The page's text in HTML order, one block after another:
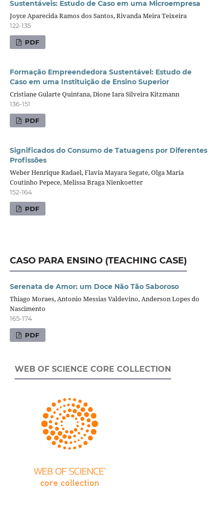
Sustentáveis: Estudo de Caso em uma Microempresa
Joyce Aparecida Ramos dos Santos, Rivanda Meira Teixeira
122-135
PDF
Formação Empreendedora Sustentável: Estudo de
Caso em uma Instituição de Ensino Superior
Cristiane Gularte Quintana, Dione Iara Silveira Kitzmann
136-151
PDF
Significados do Consumo de Tatuagens por Diferentes
Profissões
Weber Henrique Radael, Flavia Mayara Segate, Olga Maria
Coutinho Pepece, Melissa Braga Nienkoetter
152-164
PDF
CASO PARA ENSINO (TEACHING CASE)
Serenata de Amor: um Doce Não Tão Saboroso
Thiago Moraes, Antonio Messias Valdevino, Anderson Lopes do
Nascimento
165-174
PDF
WEB OF SCIENCE CORE COLLECTION